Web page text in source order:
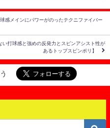
感メインにパワーがのったテクニファイバー
い打球感と強めの反発力とスピンアシスト性が
あるトップスピンポリ】